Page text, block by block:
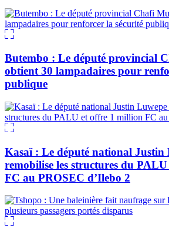
Butembo : Le député provincial
obtient 30 lampadaires pour
publique
Kasaï : Le député national Justin
remobilise les structures du
FC au PROSEC d’Ilebo 2